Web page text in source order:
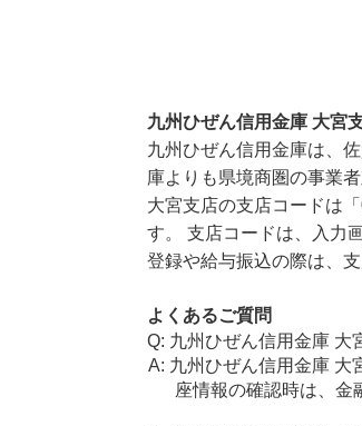
九州ひぜん信用金庫 大宮
九州ひぜん信用金庫は、
庫よりも県境商圏の事業
大宮支店の支店コードは
す。 支店コードは、入力
登録や給与振込の際は、
よくあるご質問
九州ひぜん信用金庫 大
九州ひぜん信用金庫 大
座情報の確認時は、金